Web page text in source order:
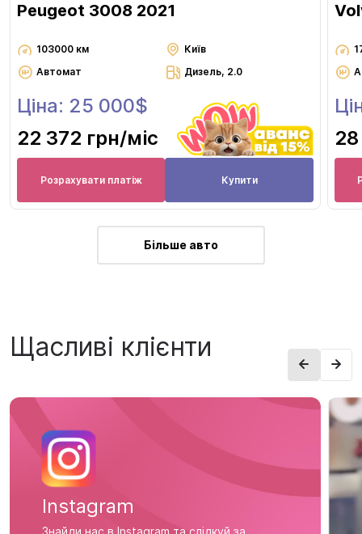
Peugeot 3008 2021
103000 км
Київ
Автомат
Дизель, 2.0
Ціна: 25 000$
22 372 грн/міс
Розрахувати платіж Купити
Більше авто
Щасливі клієнти
Instagram